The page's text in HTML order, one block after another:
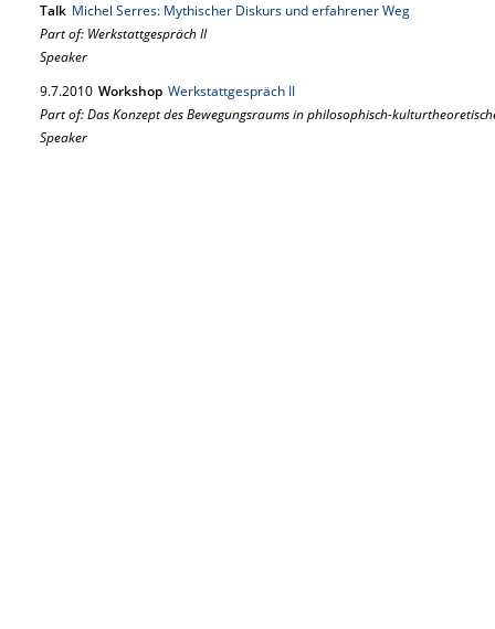
Talk Michel Serres: Mythischer Diskurs und erfahrener Weg
Part of: Werkstattgespräch II
Speaker
9.7.2010 Workshop Werkstattgespräch II
Part of: Das Konzept des Bewegungsraums in philosophisch-
Speaker